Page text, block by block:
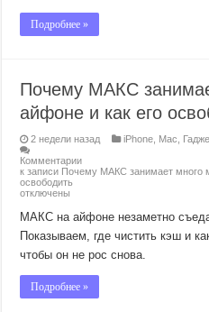
Подробнее »
Почему МАКС
айфоне и как его
2 недели назад iPhone Mac
Комментарии
к записи Почему МАКС занимает много
освободить
отключены
МАКС на айфоне незаметно
Показываем, где чистить кэш и
чтобы он не рос снова.
Подробнее »